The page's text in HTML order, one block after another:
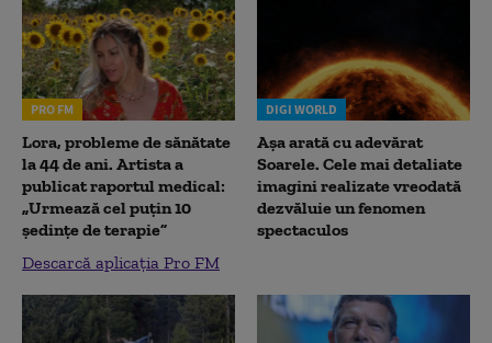
PRO FM
Lora, probleme de sănătate
la 44 de ani. Artista a
publicat raportul medical:
„Urmează cel puțin 10
ședințe de terapie”
Descarcă aplicația Pro FM
DIGI WORLD
Așa arată cu adevărat
Soarele. Cele mai detaliate
imagini realizate vreodată
dezvăluie un fenomen
spectaculos